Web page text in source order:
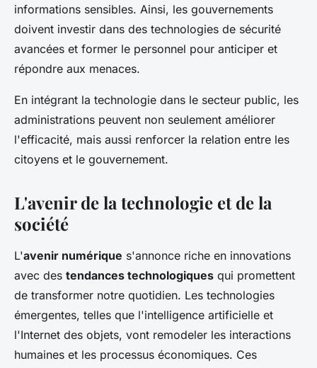
informations sensibles. Ainsi, les gouvernements
doivent investir dans des technologies de sécurité
avancées et former le personnel pour anticiper et
répondre aux menaces.
En intégrant la technologie dans le secteur public, les
administrations peuvent non seulement améliorer
l'efficacité, mais aussi renforcer la relation entre les
citoyens et le gouvernement.
L'avenir de la technologie et de la
société
L'avenir numérique s'annonce riche en innovations
avec des tendances technologiques qui promettent
de transformer notre quotidien. Les technologies
émergentes, telles que l'intelligence artificielle et
l'Internet des objets, vont remodeler les interactions
humaines et les processus économiques. Ces